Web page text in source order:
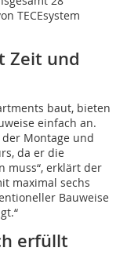
TECEsystem
Zeit und
baut, bieten
einfach an.
Montage und
da er die
muss“, erklärt der
maximal sechs
Bauweise
erfüllt